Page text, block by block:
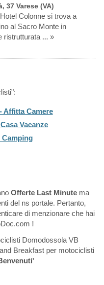
37 Varese (VA)
Colonne si trova a
al Sacro Monte in
ristrutturata ... »
Affitta Camere
Vacanze
Offerte Last Minutema
del ns portale. Pertanto,
di menzionare che hai
!
Domodossola VB
Breakfast per motociclisti